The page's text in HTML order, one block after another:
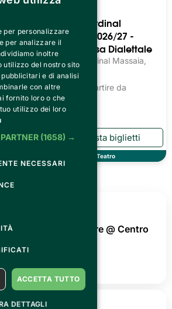
11.20€
Teatro Cardinal
Massaia 2026/27 -
Teatro Prosa Dialettale
Teatro Cardinal Massaia,
Torino
Biglietti a partire da
MAGAZINE
per personalizzare
per analizzare il
inoltre
utilizzo del nostro sito
e di analisi
con altre
fornito loro o che
utilizzo dei loro
(1658) →
NECESSARI
ACCETTA TUTTO
DETTAGLI